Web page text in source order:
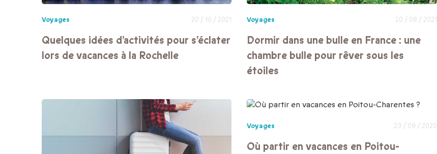
Voyages 20 / 10 / 2021
Quelques idées d’activités pour s’éclater
lors de vacances à la Rochelle
Voyages 20 / 08 / 2021
Dormir dans une bulle en France : une
chambre bulle pour rêver sous les
étoiles
Voyages 23 / 09 / 2020
Où partir en vacances en Poitou-